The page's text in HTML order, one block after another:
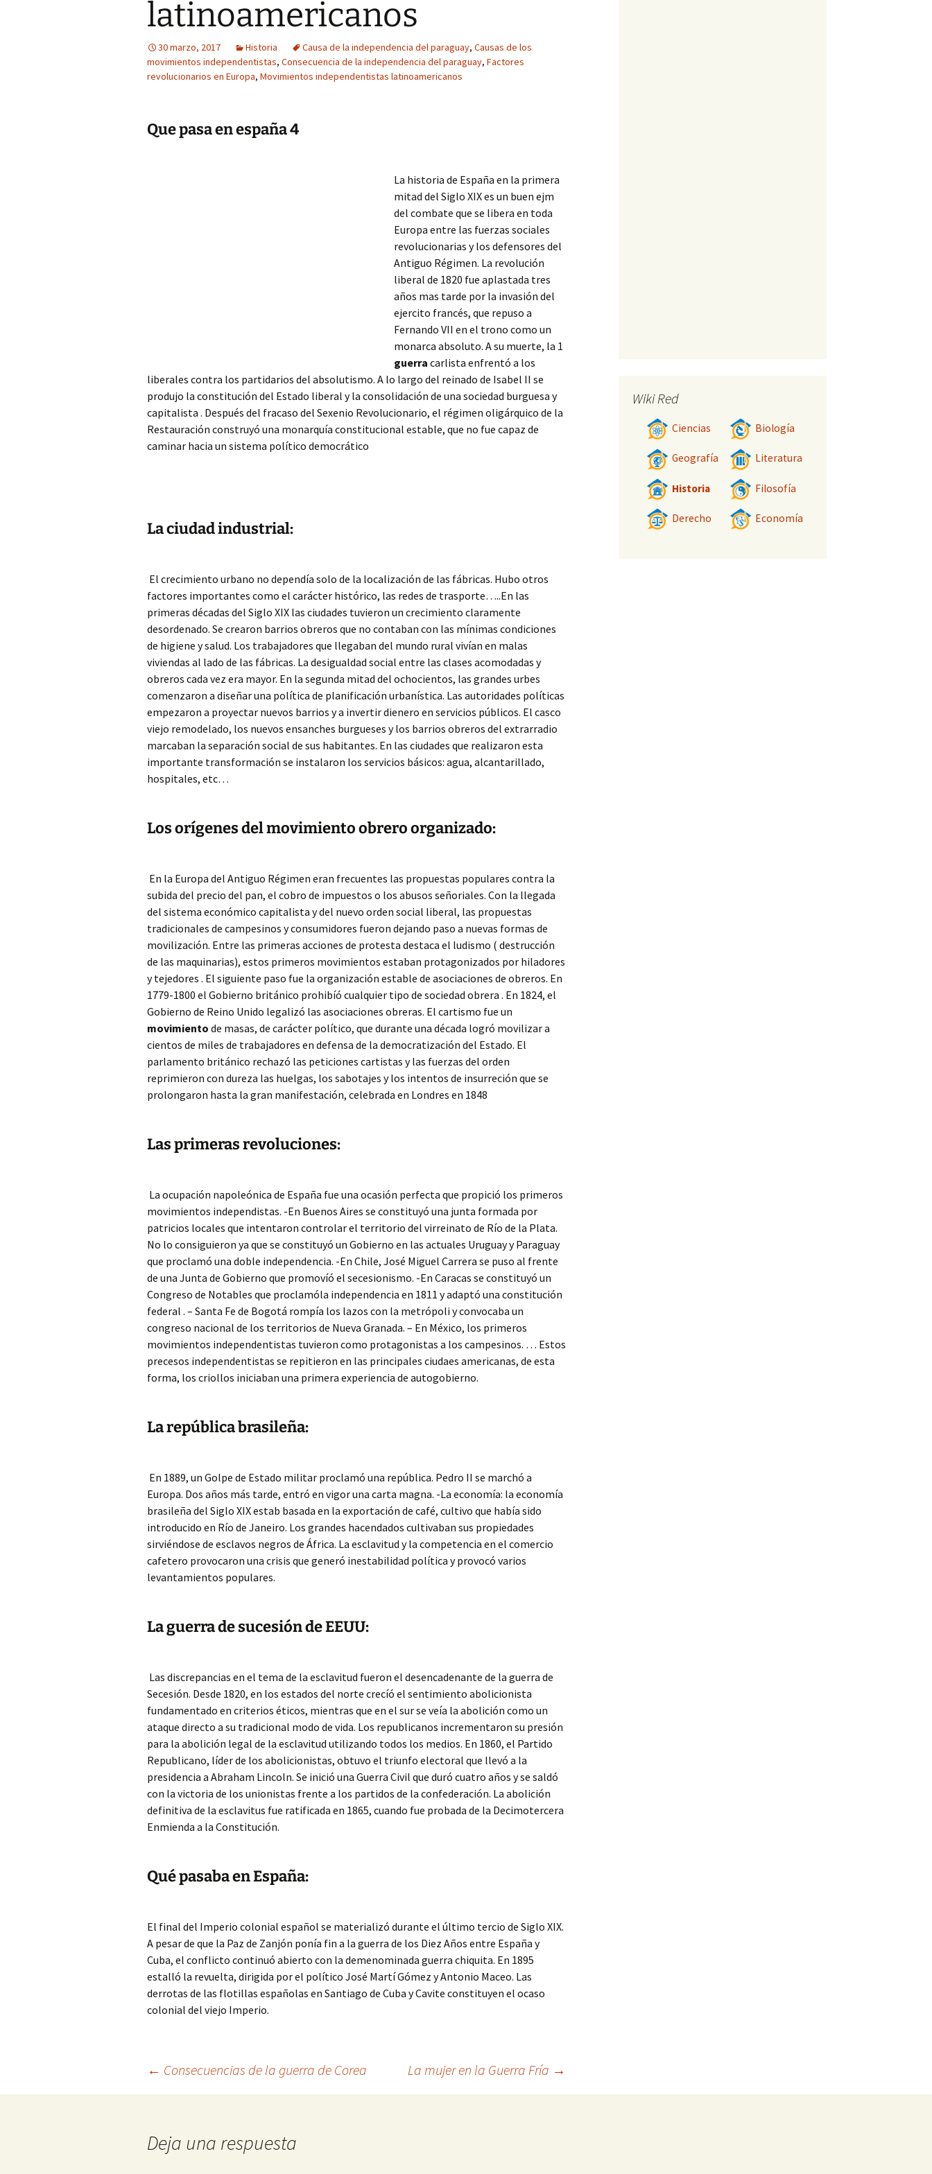
latinoamericanos
30 marzo, 2017 Historia Causa de la independencia del paraguay, Causas de los
movimientos independentistas, Consecuencia de la independencia del paraguay, Factores
revolucionarios en Europa, Movimientos independentistas latinoamericanos
Que pasa en españa 4
La historia de España en la primera
mitad del Siglo XIX es un buen ejm
del combate que se libera en toda
Europa entre las fuerzas sociales
revolucionarias y los defensores del
Antiguo Régimen. La revolución
liberal de 1820 fue aplastada tres
años mas tarde por la invasión del
ejercito francés, que repuso a
Fernando VII en el trono como un
monarca absoluto. A su muerte, la 1
guerra carlista enfrentó a los
liberales contra los partidarios del absolutismo. A lo largo del reinado de Isabel II se
produjo la constitución del Estado liberal y la consolidación de una sociedad burguesa y
capitalista . Después del fracaso del Sexenio Revolucionario, el régimen oligárquico de la
Restauración construyó una monarquía constitucional estable, que no fue capaz de
caminar hacia un sistema político democrático
La ciudad industrial:
El crecimiento urbano no dependía solo de la localización de las fábricas. Hubo otros
factores importantes como el carácter histórico, las redes de trasporte…..En las
primeras décadas del Siglo XIX las ciudades tuvieron un crecimiento claramente
desordenado. Se crearon barrios obreros que no contaban con las mínimas condiciones
de higiene y salud. Los trabajadores que llegaban del mundo rural vivían en malas
viviendas al lado de las fábricas. La desigualdad social entre las clases acomodadas y
obreros cada vez era mayor. En la segunda mitad del ochocientos, las grandes urbes
comenzaron a diseñar una política de planificación urbanística. Las autoridades políticas
empezaron a proyectar nuevos barrios y a invertir dienero en servicios públicos. El casco
viejo remodelado, los nuevos ensanches burgueses y los barrios obreros del extrarradio
marcaban la separación social de sus habitantes. En las ciudades que realizaron esta
importante transformación se instalaron los servicios básicos: agua, alcantarillado,
hospitales, etc…
Los orígenes del movimiento obrero organizado:
En la Europa del Antiguo Régimen eran frecuentes las propuestas populares contra la
subida del precio del pan, el cobro de impuestos o los abusos señoriales. Con la llegada
del sistema económico capitalista y del nuevo orden social liberal, las propuestas
tradicionales de campesinos y consumidores fueron dejando paso a nuevas formas de
movilización. Entre las primeras acciones de protesta destaca el ludismo ( destrucción
de las maquinarias), estos primeros movimientos estaban protagonizados por hiladores
y tejedores . El siguiente paso fue la organización estable de asociaciones de obreros. En
1779-1800 el Gobierno británico prohibíó cualquier tipo de sociedad obrera . En 1824, el
Gobierno de Reino Unido legalizó las asociaciones obreras. El cartismo fue un
movimiento de masas, de carácter político, que durante una década logró movilizar a
cientos de miles de trabajadores en defensa de la democratización del Estado. El
parlamento británico rechazó las peticiones cartistas y las fuerzas del orden
reprimieron con dureza las huelgas, los sabotajes y los intentos de insurreción que se
prolongaron hasta la gran manifestación, celebrada en Londres en 1848
Las primeras revoluciones:
La ocupación napoleónica de España fue una ocasión perfecta que propició los primeros
movimientos independistas. -En Buenos Aires se constituyó una junta formada por
patricios locales que intentaron controlar el territorio del virreinato de Río de la Plata.
No lo consiguieron ya que se constituyó un Gobierno en las actuales Uruguay y Paraguay
que proclamó una doble independencia. -En Chile, José Miguel Carrera se puso al frente
de una Junta de Gobierno que promovíó el secesionismo. -En Caracas se constituyó un
Congreso de Notables que proclamóla independencia en 1811 y adaptó una constitución
federal . – Santa Fe de Bogotá rompía los lazos con la metrópoli y convocaba un
congreso nacional de los territorios de Nueva Granada. – En México, los primeros
movimientos independentistas tuvieron como protagonistas a los campesinos. … Estos
precesos independentistas se repitieron en las principales ciudaes americanas, de esta
forma, los criollos iniciaban una primera experiencia de autogobierno.
La república brasileña:
En 1889, un Golpe de Estado militar proclamó una república. Pedro II se marchó a
Europa. Dos años más tarde, entró en vigor una carta magna. -La economía: la economía
brasileña del Siglo XIX estab basada en la exportación de café, cultivo que había sido
introducido en Río de Janeiro. Los grandes hacendados cultivaban sus propiedades
sirviéndose de esclavos negros de África. La esclavitud y la competencia en el comercio
cafetero provocaron una crisis que generó inestabilidad política y provocó varios
levantamientos populares.
La guerra de sucesión de EEUU:
Las discrepancias en el tema de la esclavitud fueron el desencadenante de la guerra de
Secesión. Desde 1820, en los estados del norte crecíó el sentimiento abolicionista
fundamentado en criterios éticos, mientras que en el sur se veía la abolición como un
ataque directo a su tradicional modo de vida. Los republicanos incrementaron su presión
para la abolición legal de la esclavitud utilizando todos los medios. En 1860, el Partido
Republicano, líder de los abolicionistas, obtuvo el triunfo electoral que llevó a la
presidencia a Abraham Lincoln. Se inició una Guerra Civil que duró cuatro años y se saldó
con la victoria de los unionistas frente a los partidos de la confederación. La abolición
definitiva de la esclavitus fue ratificada en 1865, cuando fue probada de la Decimotercera
Enmienda a la Constitución.
Qué pasaba en España:
El final del Imperio colonial español se materializó durante el último tercio de Siglo XIX.
A pesar de que la Paz de Zanjón ponía fin a la guerra de los Diez Años entre España y
Cuba, el conflicto continuó abierto con la demenominada guerra chiquita. En 1895
estalló la revuelta, dirigida por el político José Martí Gómez y Antonio Maceo. Las
derrotas de las flotillas españolas en Santiago de Cuba y Cavite constituyen el ocaso
colonial del viejo Imperio.
Navegación
← Consecuencias de la guerra de Corea La mujer en la Guerra Fría →
Deja una respuesta
Wiki Red
Ciencias Biología
Geografía Literatura
Historia Filosofía
Derecho Economía